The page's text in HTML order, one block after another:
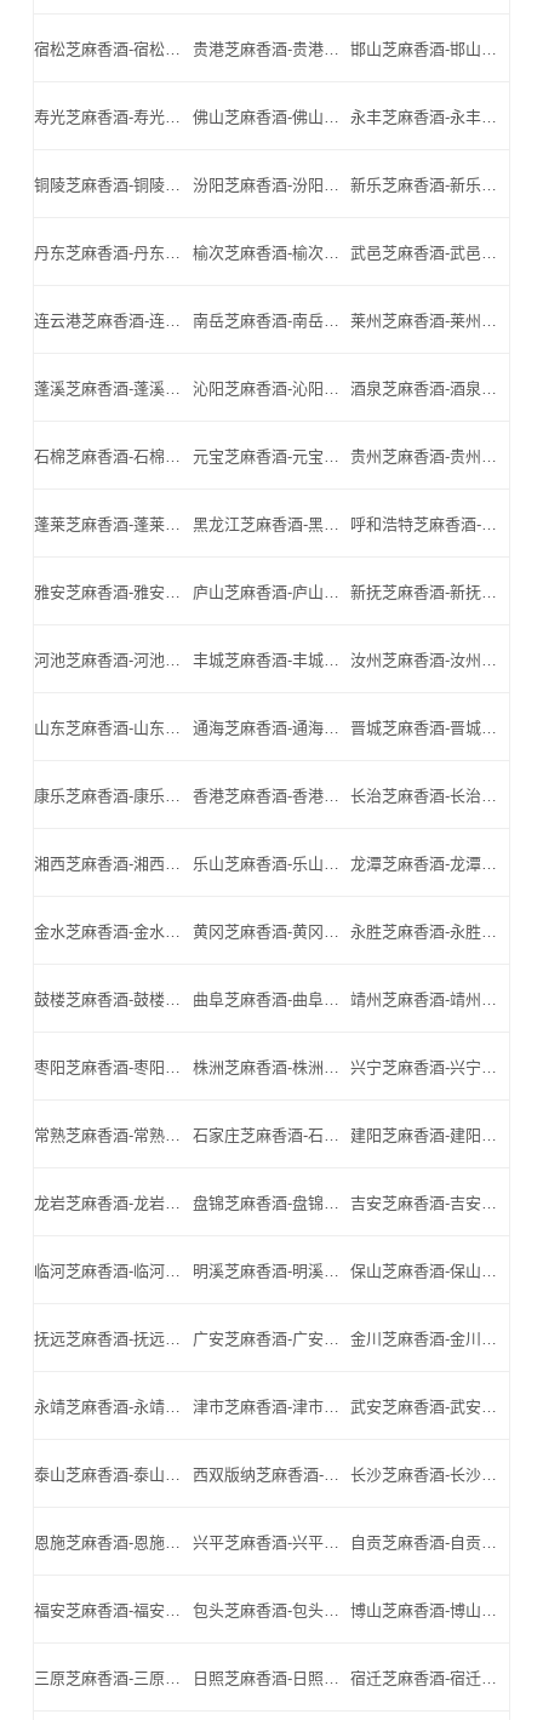
宿松芝麻香酒-宿松名酒-宿松小北门_宿松芝麻香酒厂家 贵港芝麻香酒-贵港名酒-贵港小北门_贵港芝麻香酒厂家 邯山芝麻香酒-邯山名酒-邯山小北门_邯山芝麻香酒厂家
寿光芝麻香酒-寿光名酒-寿光小北门_寿光芝麻香酒厂家 佛山芝麻香酒-佛山名酒-佛山小北门_佛山芝麻香酒厂家 永丰芝麻香酒-永丰名酒-永丰小北门_永丰芝麻香酒厂家
铜陵芝麻香酒-铜陵名酒-铜陵小北门_铜陵芝麻香酒厂家 汾阳芝麻香酒-汾阳名酒-汾阳小北门_汾阳芝麻香酒厂家 新乐芝麻香酒-新乐名酒-新乐小北门_新乐芝麻香酒厂家
丹东芝麻香酒-丹东名酒-丹东小北门_丹东芝麻香酒厂家 榆次芝麻香酒-榆次名酒-榆次小北门_榆次芝麻香酒厂家 武邑芝麻香酒-武邑名酒-武邑小北门_武邑芝麻香酒厂家
连云港芝麻香酒-连云港名酒-连云港小北门_连云港芝麻香酒厂家 南岳芝麻香酒-南岳名酒-南岳小北门_南岳芝麻香酒厂家 莱州芝麻香酒-莱州名酒-莱州小北门_莱州芝麻香酒厂家
蓬溪芝麻香酒-蓬溪名酒-蓬溪小北门_蓬溪芝麻香酒厂家 沁阳芝麻香酒-沁阳名酒-沁阳小北门_沁阳芝麻香酒厂家 酒泉芝麻香酒-酒泉名酒-酒泉小北门_酒泉芝麻香酒厂家
石棉芝麻香酒-石棉名酒-石棉小北门_石棉芝麻香酒厂家 元宝芝麻香酒-元宝名酒-元宝小北门_元宝芝麻香酒厂家 贵州芝麻香酒-贵州名酒-贵州小北门_贵州芝麻香酒厂家
蓬莱芝麻香酒-蓬莱名酒-蓬莱小北门_蓬莱芝麻香酒厂家 黑龙江芝麻香酒-黑龙江名酒-黑龙江小北门_黑龙江芝麻香酒厂家 呼和浩特芝麻香酒-呼和浩特名酒-呼和浩特小北门_呼和浩特芝麻香酒厂家
雅安芝麻香酒-雅安名酒-雅安小北门_雅安芝麻香酒厂家 庐山芝麻香酒-庐山名酒-庐山小北门_庐山芝麻香酒厂家 新抚芝麻香酒-新抚名酒-新抚小北门_新抚芝麻香酒厂家
河池芝麻香酒-河池名酒-河池小北门_河池芝麻香酒厂家 丰城芝麻香酒-丰城名酒-丰城小北门_丰城芝麻香酒厂家 汝州芝麻香酒-汝州名酒-汝州小北门_汝州芝麻香酒厂家
山东芝麻香酒-山东名酒-山东小北门_山东芝麻香酒厂家 通海芝麻香酒-通海名酒-通海小北门_通海芝麻香酒厂家 晋城芝麻香酒-晋城名酒-晋城小北门_晋城芝麻香酒厂家
康乐芝麻香酒-康乐名酒-康乐小北门_康乐芝麻香酒厂家 香港芝麻香酒-香港名酒-香港小北门_香港芝麻香酒厂家 长治芝麻香酒-长治名酒-长治小北门_长治芝麻香酒厂家
湘西芝麻香酒-湘西名酒-湘西小北门_湘西芝麻香酒厂家 乐山芝麻香酒-乐山名酒-乐山小北门_乐山芝麻香酒厂家 龙潭芝麻香酒-龙潭名酒-龙潭小北门_龙潭芝麻香酒厂家
金水芝麻香酒-金水名酒-金水小北门_金水芝麻香酒厂家 黄冈芝麻香酒-黄冈名酒-黄冈小北门_黄冈芝麻香酒厂家 永胜芝麻香酒-永胜名酒-永胜小北门_永胜芝麻香酒厂家
鼓楼芝麻香酒-鼓楼名酒-鼓楼小北门_鼓楼芝麻香酒厂家 曲阜芝麻香酒-曲阜名酒-曲阜小北门_曲阜芝麻香酒厂家 靖州芝麻香酒-靖州名酒-靖州小北门_靖州芝麻香酒厂家
枣阳芝麻香酒-枣阳名酒-枣阳小北门_枣阳芝麻香酒厂家 株洲芝麻香酒-株洲名酒-株洲小北门_株洲芝麻香酒厂家 兴宁芝麻香酒-兴宁名酒-兴宁小北门_兴宁芝麻香酒厂家
常熟芝麻香酒-常熟名酒-常熟小北门_常熟芝麻香酒厂家 石家庄芝麻香酒-石家庄名酒-石家庄小北门_石家庄芝麻香酒厂家 建阳芝麻香酒-建阳名酒-建阳小北门_建阳芝麻香酒厂家
龙岩芝麻香酒-龙岩名酒-龙岩小北门_龙岩芝麻香酒厂家 盘锦芝麻香酒-盘锦名酒-盘锦小北门_盘锦芝麻香酒厂家 吉安芝麻香酒-吉安名酒-吉安小北门_吉安芝麻香酒厂家
临河芝麻香酒-临河名酒-临河小北门_临河芝麻香酒厂家 明溪芝麻香酒-明溪名酒-明溪小北门_明溪芝麻香酒厂家 保山芝麻香酒-保山名酒-保山小北门_保山芝麻香酒厂家
抚远芝麻香酒-抚远名酒-抚远小北门_抚远芝麻香酒厂家 广安芝麻香酒-广安名酒-广安小北门_广安芝麻香酒厂家 金川芝麻香酒-金川名酒-金川小北门_金川芝麻香酒厂家
永靖芝麻香酒-永靖名酒-永靖小北门_永靖芝麻香酒厂家 津市芝麻香酒-津市名酒-津市小北门_津市芝麻香酒厂家 武安芝麻香酒-武安名酒-武安小北门_武安芝麻香酒厂家
泰山芝麻香酒-泰山名酒-泰山小北门_泰山芝麻香酒厂家 西双版纳芝麻香酒-西双版纳名酒-西双版纳小北门_西双版纳芝麻香酒厂家 长沙芝麻香酒-长沙名酒-长沙小北门_长沙芝麻香酒厂家
恩施芝麻香酒-恩施名酒-恩施小北门_恩施芝麻香酒厂家 兴平芝麻香酒-兴平名酒-兴平小北门_兴平芝麻香酒厂家 自贡芝麻香酒-自贡名酒-自贡小北门_自贡芝麻香酒厂家
福安芝麻香酒-福安名酒-福安小北门_福安芝麻香酒厂家 包头芝麻香酒-包头名酒-包头小北门_包头芝麻香酒厂家 博山芝麻香酒-博山名酒-博山小北门_博山芝麻香酒厂家
三原芝麻香酒-三原名酒-三原小北门_三原芝麻香酒厂家 日照芝麻香酒-日照名酒-日照小北门_日照芝麻香酒厂家 宿迁芝麻香酒-宿迁名酒-宿迁小北门_宿迁芝麻香酒厂家